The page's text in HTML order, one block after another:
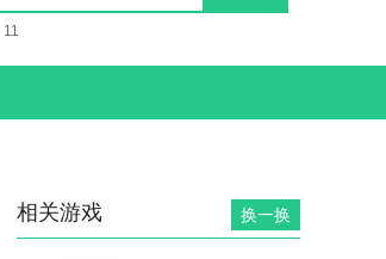
11
换一换
相关游戏